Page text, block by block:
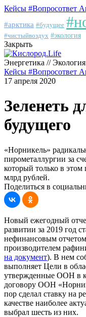
Кейсы #Вопросответ
#арктика #будущее
#чистыйвоздух #экология
Закрыть
Энергетика //
Кейсы #Вопросответ
17 апреля 2020
Зеленеть
будущего
«Норникель»
пирометаллургии за
который только в этом
млрд рублей.
Поделиться в
Новый ежегодный
развитии за 2019 год
нефинансовым
производителем
на документ). В нем
выполняет Цели в
утвержденные ООН в
договору ООН
пор сделал ставку на
качестве наиболее
выбрал шесть из них.